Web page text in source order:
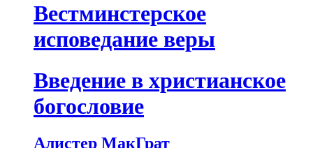
Вестминстерское
исповедание веры
Введение в христианское
богословие
Алистер МакГрат